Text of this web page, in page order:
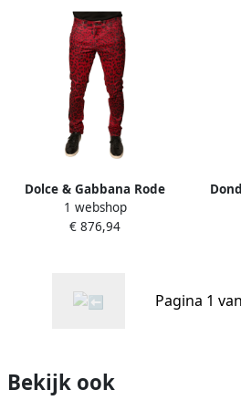
Dolce & Gabbana Rode
Luipaard Skinny Denim
Jeans Red Heren
1 webshop
€ 876,94
Pagina 1
Bekijk ook